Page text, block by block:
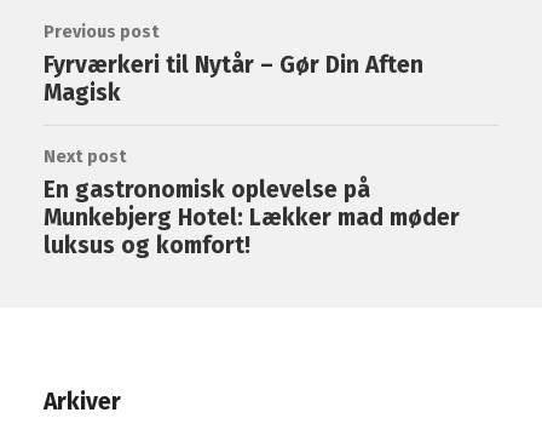
Previous post
Fyrværkeri til Nytår – Gør Din Aften
Magisk
Next post
En gastronomisk oplevelse på
Munkebjerg Hotel: Lækker mad møder
luksus og komfort!
Arkiver